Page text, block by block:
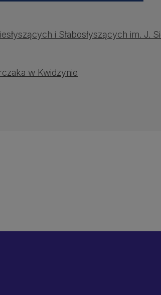
i Słabosłyszących im. J.
w Kwidzynie